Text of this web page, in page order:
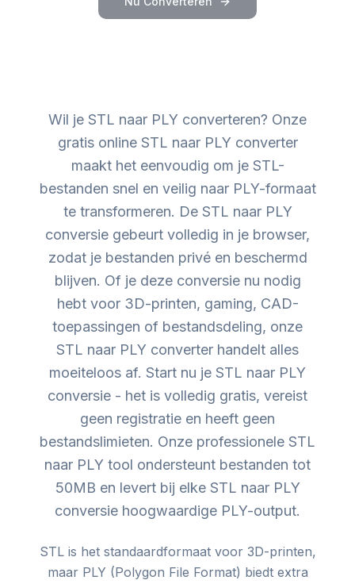
Wil je STL naar PLY converteren? Onze
gratis online STL naar PLY converter
maakt het eenvoudig om je STL-
bestanden snel en veilig naar PLY-formaat
te transformeren. De STL naar PLY
conversie gebeurt volledig in je browser,
zodat je bestanden privé en beschermd
blijven. Of je deze conversie nu nodig
hebt voor 3D-printen, gaming, CAD-
toepassingen of bestandsdeling, onze
STL naar PLY converter handelt alles
moeiteloos af. Start nu je STL naar PLY
conversie - het is volledig gratis, vereist
geen registratie en heeft geen
bestandslimieten. Onze professionele STL
naar PLY tool ondersteunt bestanden tot
50MB en levert bij elke STL naar PLY
conversie hoogwaardige PLY-output.
STL is het standaardformaat voor 3D-printen,
maar PLY (Polygon File Format) biedt extra